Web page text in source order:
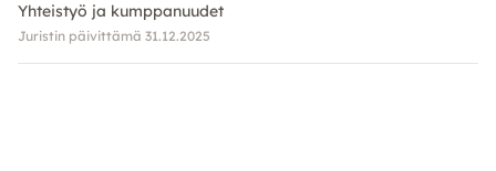
Yhteistyö ja kumppanuudet
Juristin päivittämä 31.12.2025